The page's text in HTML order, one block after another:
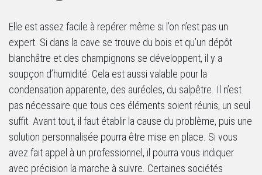
Elle est assez facile à repérer même si l’on n’est pas un
expert. Si dans la cave se trouve du bois et qu’un dépôt
blanchâtre et des champignons se développent, il y a
soupçon d’humidité. Cela est aussi valable pour la
condensation apparente, des auréoles, du salpêtre. Il n’est
pas nécessaire que tous ces éléments soient réunis, un seul
suffit. Avant tout, il faut établir la cause du problème, puis une
solution personnalisée pourra être mise en place. Si vous
avez fait appel à un professionnel, il pourra vous indiquer
avec précision la marche à suivre. Certaines sociétés